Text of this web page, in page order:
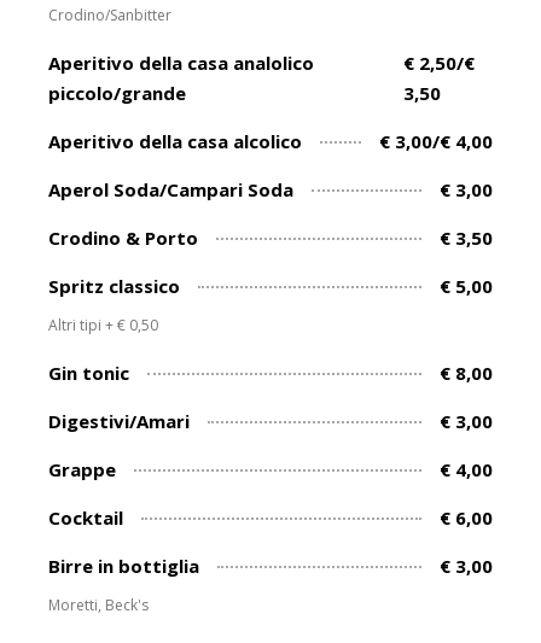
Crodino/Sanbitter
Aperitivo della casa analolico
piccolo/grande
€ 2,50/€
3,50
Aperitivo della casa alcolico
€ 3,00/€ 4,00
Aperol Soda/Campari Soda
€ 3,00
Crodino & Porto
€ 3,50
Spritz classico
€ 5,00
Altri tipi + € 0,50
Gin tonic
€ 8,00
Digestivi/Amari
€ 3,00
Grappe
€ 4,00
Cocktail
€ 6,00
Birre in bottiglia
€ 3,00
Moretti, Beck's